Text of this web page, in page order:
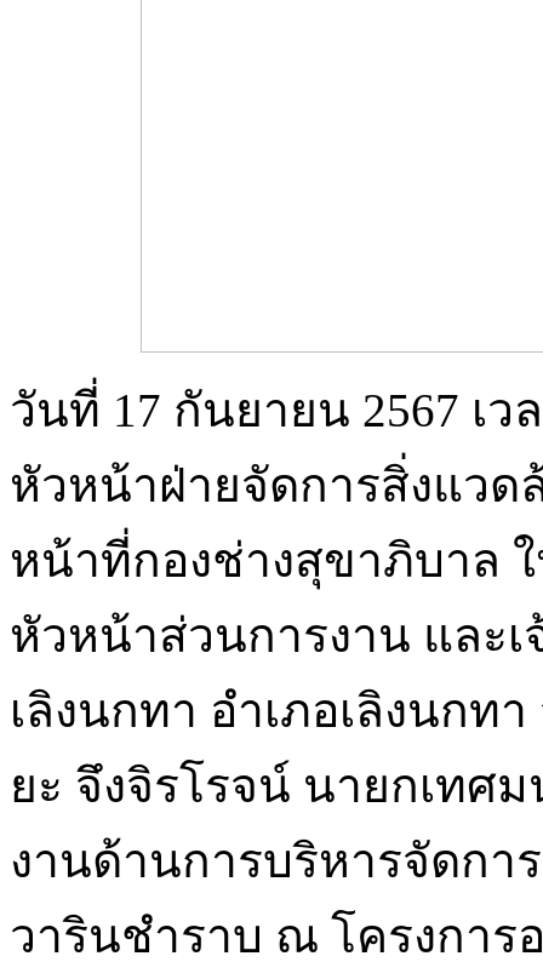
วันที่ 17 กันยายน 2567 เ
หัวหน้าฝ่ายจัดการสิ่งแวด
หน้าที่กองช่างสุขาภิบาล
หัวหน้าส่วนการงาน และ
เลิงนกทา อำเภอเลิงนกท
ยะ จึงจิรโรจน์ นายกเทศ
งานด้านการบริหารจัดกา
วารินชำราบ ณ โครงกา